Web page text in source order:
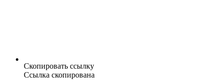
Скопировать ссылку
Ссылка скопирована